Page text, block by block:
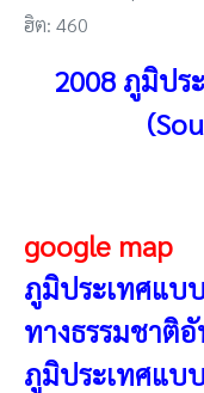
ฮิต: 460
2008 ภูมิปร
google map
ภูมิประเทศแบ
ทางธรรมชาติ
ภูมิประเทศแบ